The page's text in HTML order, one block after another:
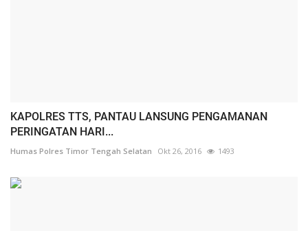
KAPOLRES TTS, PANTAU LANSUNG PENGAMANAN
PERINGATAN HARI...
Humas Polres Timor Tengah Selatan Okt 26, 2016 1493